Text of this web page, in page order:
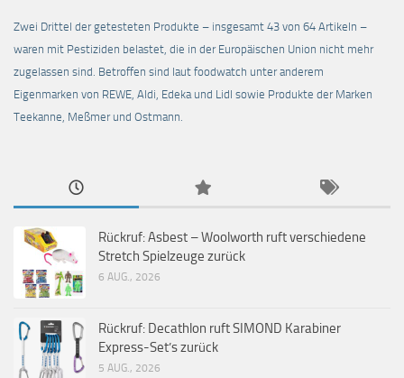
Zwei Drittel der getesteten Produkte – insgesamt 43 von 64 Artikeln –
waren mit Pestiziden belastet, die in der Europäischen Union nicht mehr
zugelassen sind. Betroffen sind laut foodwatch unter anderem
Eigenmarken von REWE, Aldi, Edeka und Lidl sowie Produkte der Marken
Teekanne, Meßmer und Ostmann.
Rückruf: Asbest – Woolworth ruft verschiedene
Stretch Spielzeuge zurück
6 AUG., 2026
Rückruf: Decathlon ruft SIMOND Karabiner
Express-Set’s zurück
5 AUG., 2026